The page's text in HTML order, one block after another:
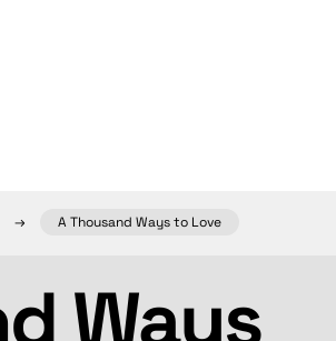
A Thousand Ways to Love
Ways